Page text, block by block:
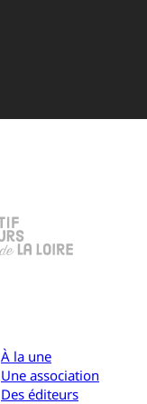
À la une
Une association
Des éditeurs